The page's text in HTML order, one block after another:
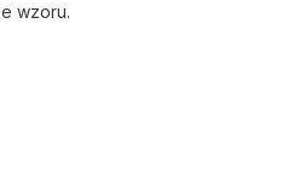
wzoru.